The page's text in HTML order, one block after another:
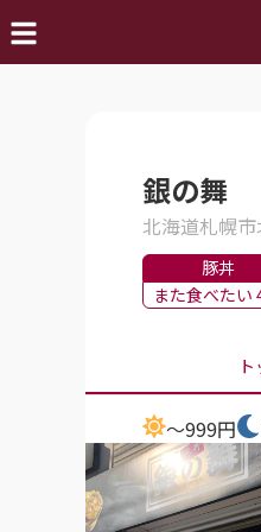
銀の舞
北海道札幌
豚丼
また食べたい
～999円